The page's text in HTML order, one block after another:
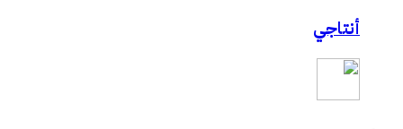
أنتاجي